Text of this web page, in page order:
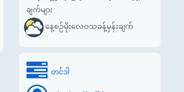
ချက်များ
နေ့စဉ်မိုးလေဝသခန့်မှန်းချက်
တင်ဒါ